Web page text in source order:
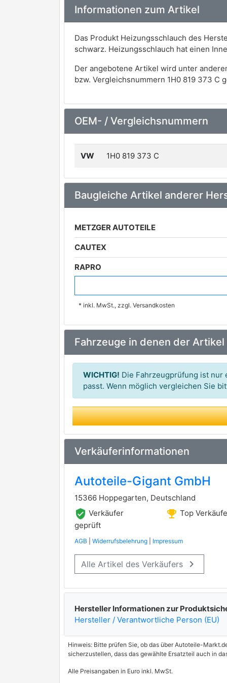
Informationen zum Artikel
Das Produkt Heizungsschlauch des
schwarz. Heizungsschlauch hat einen
Der angebotene Artikel wird unter
bzw. Vergleichsnummern 1H0 819 373 C
OEM- / Vergleichsnummern
VW 1H0 819 373 C
Baugleiche Artikel anderer
METZGER AUTOTEILE
CAUTEX
RAPRO
UNIGOM
* inkl. MwSt., zzgl. Versandkosten
Fahrzeuge in denen der
WICHTIG! Die Fahrzeugprüfung ist nur
passt. Wenn möglich vergleichen Sie
Verkäuferinformationen
Autoteile-Gigant GmbH
15366 Hoppegarten, Deutschland
verified_user Verkäufer
geprüft
emoji_events Top
AGB Widerrufsbelehrung Impressum
Alle Artikel des Verkäufers keyboard_arrow_right
Hersteller Informationen zur
Hersteller / Verantwortliche Person (EU)
Hinweis: Bitte prüfen Sie, ob das über Autoteile-
sicherzustellen, dass das gewählte Ersatzteil auch in
Alle Preisangaben in Euro inkl. MwSt.